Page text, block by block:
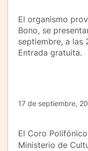
El organismo
Bono, se
septiembre, a las
Entrada gratuita.
17 de septiembre,
El Coro
Ministerio de